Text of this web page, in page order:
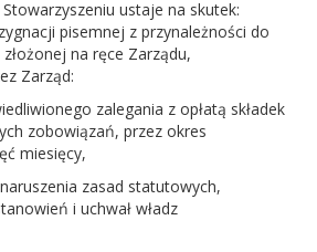
ustaje na skutek:
pisemnej z przynależności do
na ręce Zarządu,
Zarząd:
zalegania z opłatą składek
zobowiązań, przez okres
miesięcy,
zasad statutowych,
i uchwał władz